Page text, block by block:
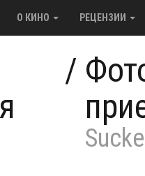
О КИНО РЕЦЕНЗИИ
/